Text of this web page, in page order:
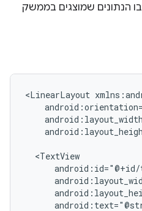
הנתונים שמוצגים בממשק
<LinearLayout